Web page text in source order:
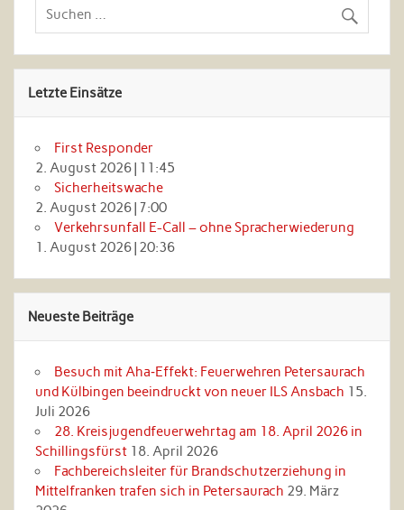
Letzte Einsätze
First Responder
2. August 2026| 11:45
Sicherheitswache
2. August 2026| 7:00
Verkehrsunfall E-Call – ohne Spracherwiederung
1. August 2026| 20:36
Neueste Beiträge
Besuch mit Aha‑Effekt: Feuerwehren Petersaurach
und Külbingen beeindruckt von neuer ILS Ansbach 15.
Juli 2026
28. Kreisjugendfeuerwehrtag am 18. April 2026 in
Schillingsfürst 18. April 2026
Fachbereichsleiter für Brandschutzerziehung in
Mittelfranken trafen sich in Petersaurach 29. März